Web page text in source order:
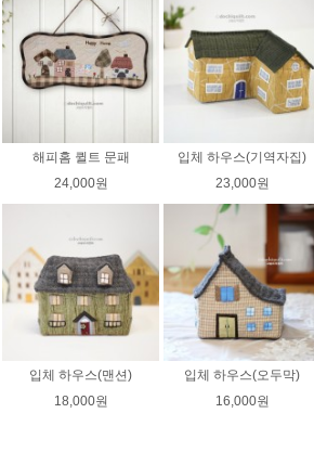
해피홈 퀼트 문패
24,000원
입체 하우스(기역자집)
23,000원
입체 하우스(맨션)
18,000원
입체 하우스(오두막)
16,000원